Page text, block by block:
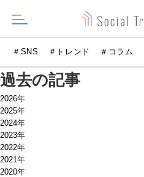
＃SNS ＃トレンド ＃コラム
過去の記事
2026年
2025年
2024年
2023年
2022年
2021年
2020年